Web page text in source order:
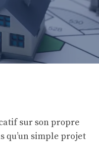
sur son propre
qu’un simple projet